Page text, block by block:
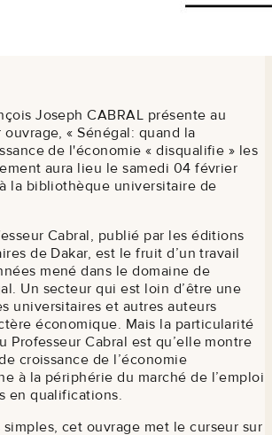
Joseph CABRAL présente au
« Sénégal: quand la
de l'économie « disqualifie » les
aura lieu le samedi 04 février
la bibliothèque universitaire de
Cabral, publié par les éditions
de Dakar, est le fruit d’un travail
mené dans le domaine de
Un secteur qui est loin d’être une
universitaires et autres auteurs
économique. Mais la particularité
Professeur Cabral est qu’elle montre
croissance de l’économie
à la périphérie du marché de l’emploi
en qualifications.
cet ouvrage met le curseur sur